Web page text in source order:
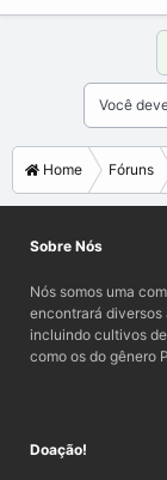
Você
Home Fóruns
Sobre Nós
Nós somos uma
encontrará diversos
incluindo cultivos
como os do gênero
Doação!